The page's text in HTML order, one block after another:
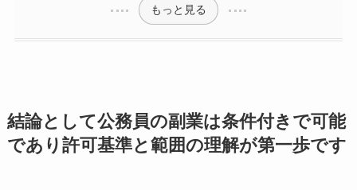
もっと見る
結論として公務員の副業は条件付きで可能
であり許可基準と範囲の理解が第一歩です